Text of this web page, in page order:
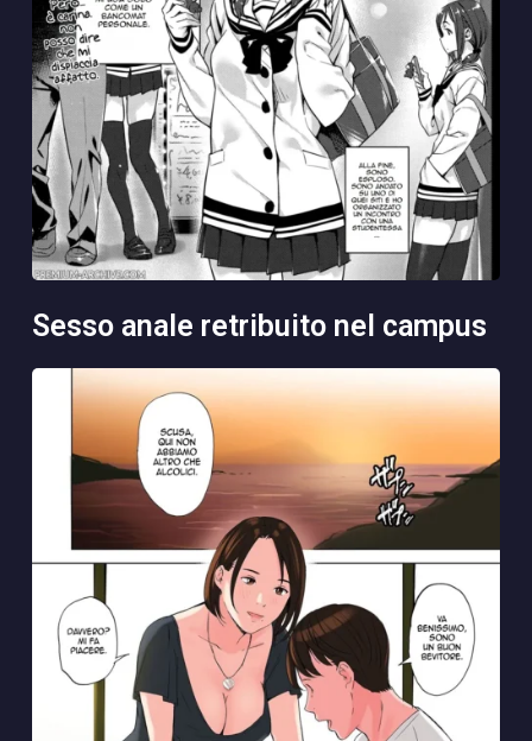
sesso anale retribuito nel campus